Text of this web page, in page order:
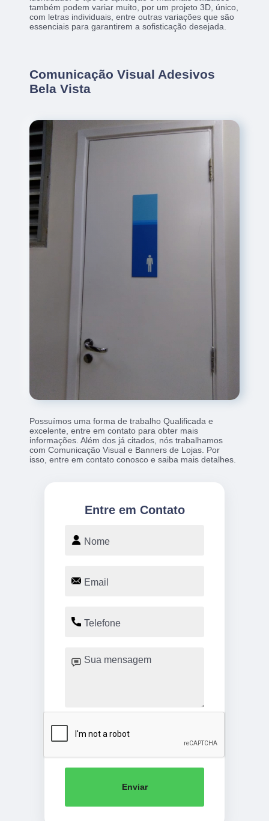
também podem variar muito, por um projeto 3D, único,
com letras individuais, entre outras variações que são
essenciais para garantirem a sofisticação desejada.
Comunicação Visual Adesivos
Bela Vista
Possuímos uma forma de trabalho Qualificada e
excelente, entre em contato para obter mais
informações. Além dos já citados, nós trabalhamos
com Comunicação Visual e Banners de Lojas. Por
isso, entre em contato conosco e saiba mais detalhes.
Entre em Contato
Enviar